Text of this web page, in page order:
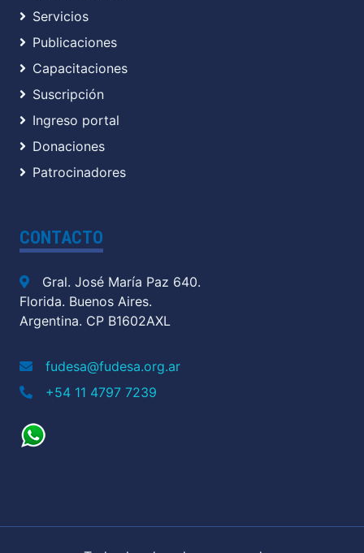
Servicios
Publicaciones
Capacitaciones
Suscripción
Ingreso portal
Donaciones
Patrocinadores
CONTACTO
Gral. José María Paz 640.
Florida. Buenos Aires.
Argentina. CP B1602AXL
fudesa@fudesa.org.ar
+54 11 4797 7239